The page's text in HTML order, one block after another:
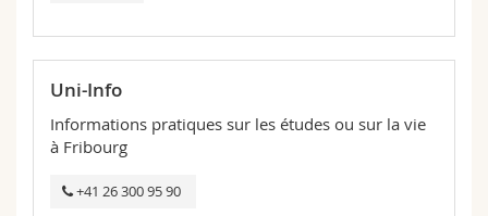
Uni-Info
Informations pratiques sur les études ou sur la vie
à Fribourg
+41 26 300 95 90